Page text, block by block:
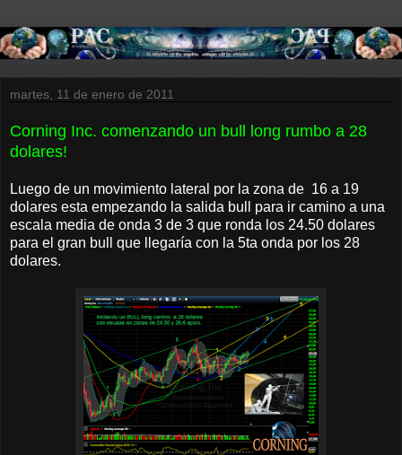
martes, 11 de enero de 2011
Corning Inc. comenzando un bull long rumbo a 28
dolares!
Luego de un movimiento lateral por la zona de 16 a 19
dolares esta empezando la salida bull para ir camino a una
escala media de onda 3 de 3 que ronda los 24.50 dolares
para el gran bull que llegaría con la 5ta onda por los 28
dolares.